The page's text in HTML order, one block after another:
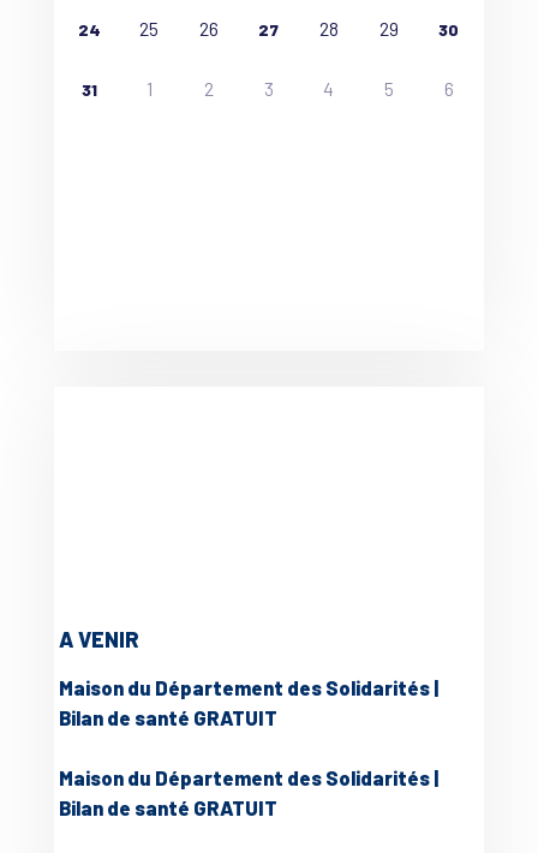
24 25 26 27 28 29 30
31 1 2 3 4 5 6
A VENIR
Maison du Département des Solidarités |
Bilan de santé GRATUIT
Maison du Département des Solidarités |
Bilan de santé GRATUIT